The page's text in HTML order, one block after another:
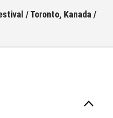
/ Toronto, Kanada /